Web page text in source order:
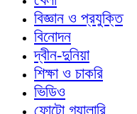
বিজ্ঞান ও প্রযুক্তি
বিনোদন
দ্বীন-দুনিয়া
শিক্ষা ও চাকরি
ভিডিও
ফোটো গ্যালারি